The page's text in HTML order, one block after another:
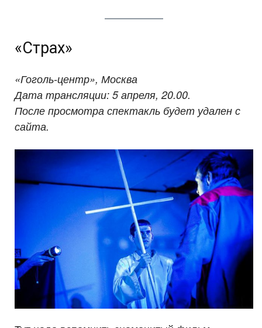
«Страх»
«Гоголь-центр», Москва
Дата трансляции: 5 апреля, 20.00.
После просмотра спектакль будет удален с
сайта.